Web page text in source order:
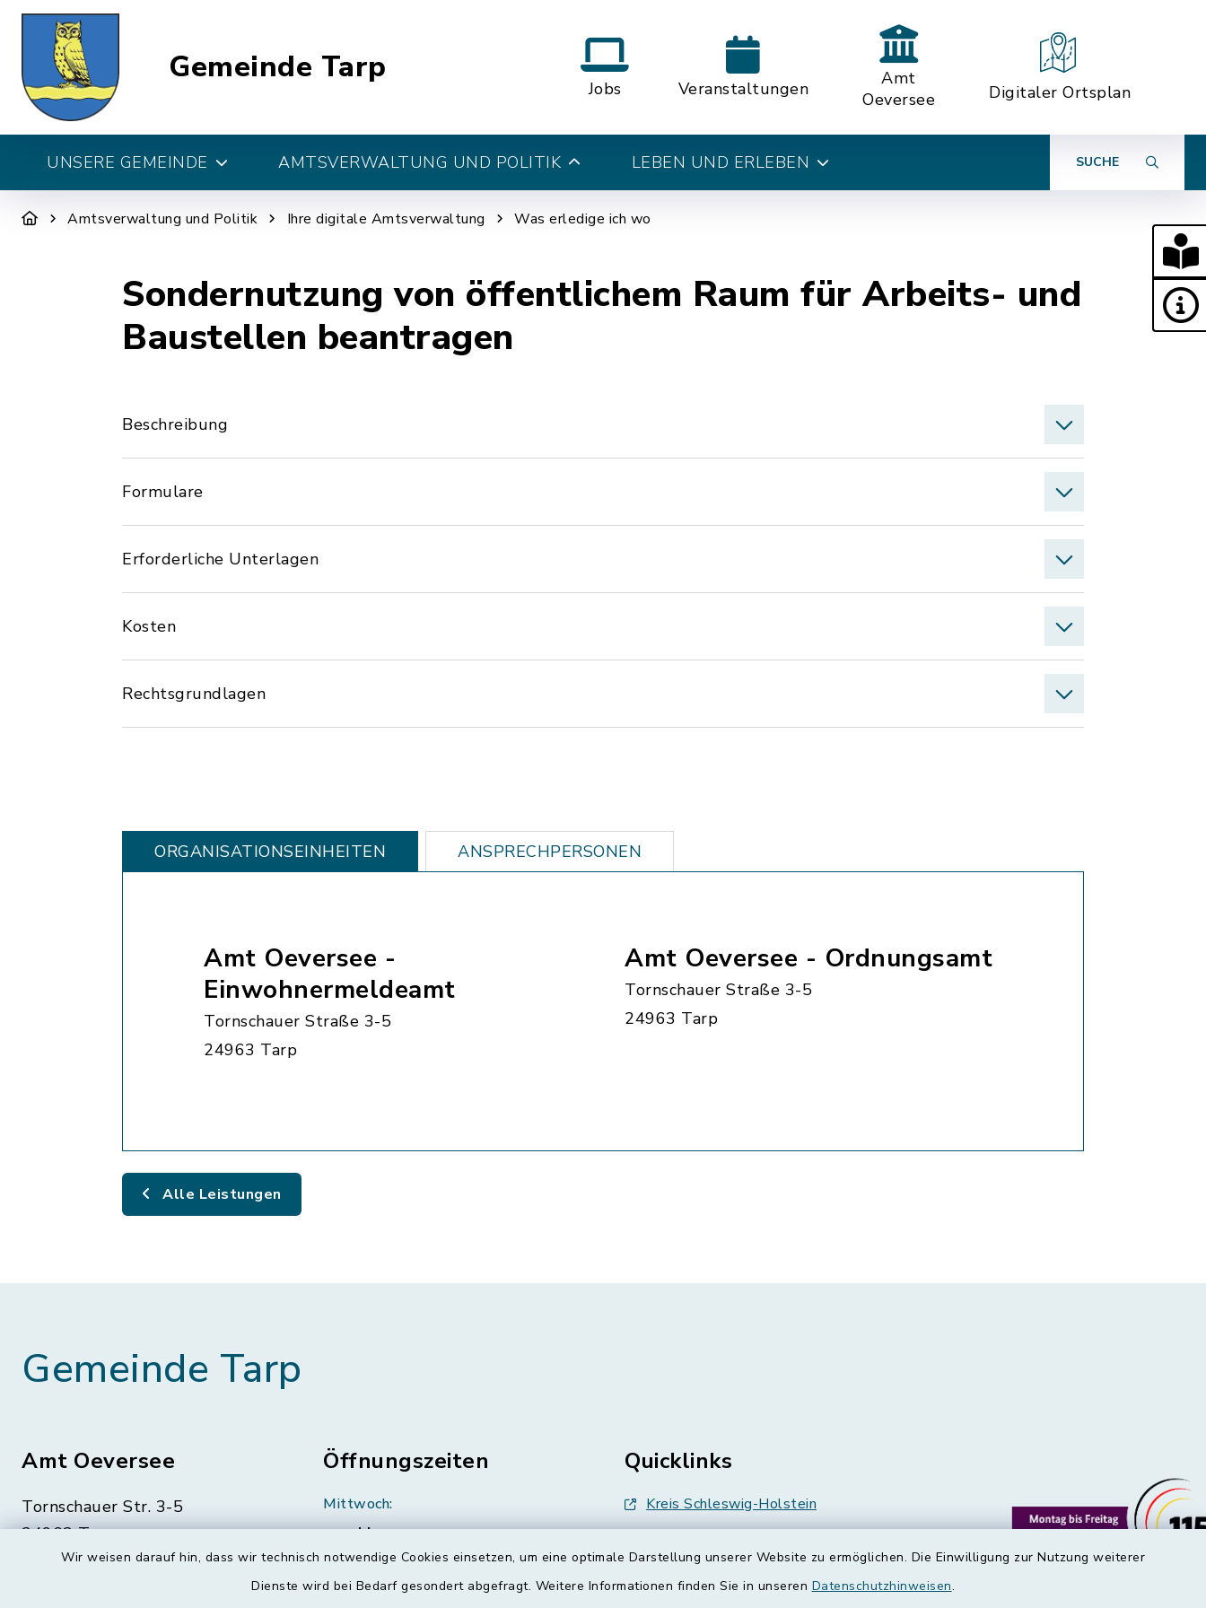
Wir weisen darauf hin, dass wir technisch notwendige Cookies einsetzen, um eine optimale Darstellung unserer Website zu ermöglichen. Die Einwilligung zur Nutzung weiterer
Dienste wird bei Bedarf gesondert abgefragt. Weitere Informationen finden Sie in unseren Datenschutzhinweisen.
Gemeinde Tarp
Jobs Veranstaltungen
Amt
Oeversee
Digitaler Ortsplan
UNSERE GEMEINDE AMTSVERWALTUNG UND POLITIK LEBEN UND ERLEBEN SUCHE
Amtsverwaltung und Politik Ihre digitale Amtsverwaltung Was erledige ich wo
Sondernutzung von öffentlichem Raum für Arbeits- und
Baustellen beantragen
Beschreibung
Formulare
Erforderliche Unterlagen
Kosten
Rechtsgrundlagen
ORGANISATIONS­EINHEITEN ANSPRECHPERSONEN
Amt Oeversee -
Einwohnermeldeamt
Tornschauer Straße 3-5
24963 Tarp
Amt Oeversee - Ordnungsamt
Tornschauer Straße 3-5
24963 Tarp
Alle Leistungen
Gemeinde Tarp
Amt Oeversee
Tornschauer Str. 3-5
24963 Tarp
Öffnungszeiten
Mittwoch:
geschlossen
Quicklinks
Kreis Schleswig-Holstein
Grünes Binnenland